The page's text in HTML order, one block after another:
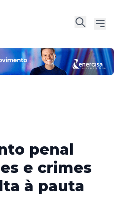
penal
e crimes
à pauta